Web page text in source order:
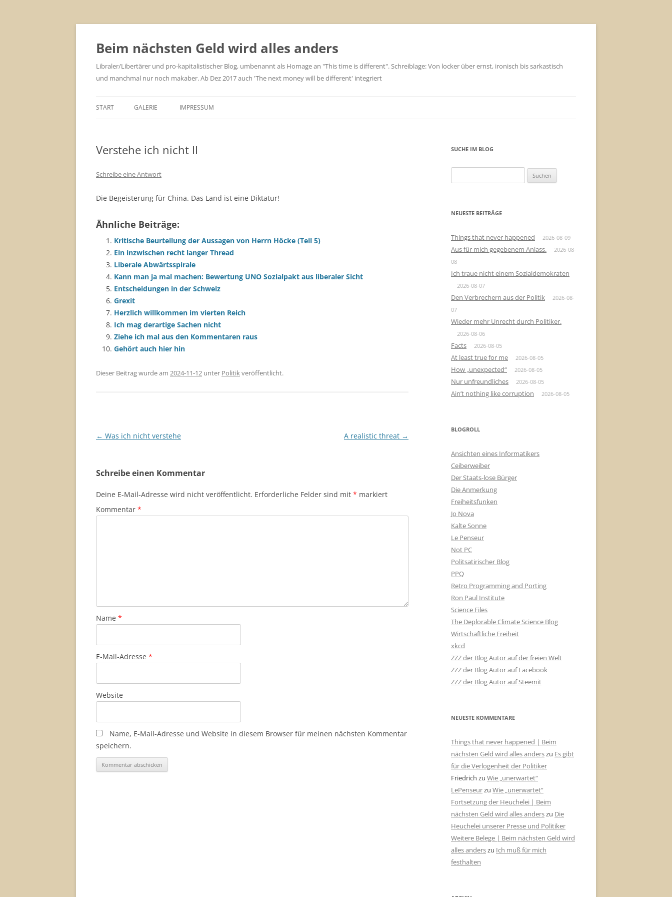
Zum
springen
Beim nächsten Geld wird alles anders
Libraler/Libertärer und pro-kapitalistischer Blog, umbenannt als Homage an "This time is different". Schreiblage: Von locker über ernst, ironisch bis sarkastisch
und manchmal nur noch makaber. Ab Dez 2017 auch 'The next money will be different' integriert
START GALERIE IMPRESSUM
Verstehe ich nicht II
Schreibe eine Antwort
Die Begeisterung für China. Das Land ist eine Diktatur!
Ähnliche Beiträge:
Kritische Beurteilung der Aussagen von Herrn Höcke (Teil 5)
Ein inzwischen recht langer Thread
Liberale Abwärtsspirale
Kann man ja mal machen: Bewertung UNO Sozialpakt aus liberaler Sicht
Entscheidungen in der Schweiz
Grexit
Herzlich willkommen im vierten Reich
Ich mag derartige Sachen nicht
Ziehe ich mal aus den Kommentaren raus
Gehört auch hier hin
Dieser Beitrag wurde am 2024-11-12 unter Politikveröffentlicht.
Beitragsnavigation
← Was ich nicht verstehe A realistic threat →
Schreibe einen Kommentar
Deine E-Mail-Adresse wird nicht veröffentlicht. Erforderliche Felder sind mit * markiert
Kommentar *
Name *
E-Mail-Adresse *
Website
Name, E-Mail-Adresse und Website in diesem Browser für meinen nächsten Kommentar
speichern.
SUCHE IM BLOG
nach:
NEUESTE BEITRÄGE
Things that never happened 2026-08-09
Aus für mich gegebenem Anlass.
2026-08-
08
Ich traue nicht einem Sozialdemokraten
2026-08-07
Den Verbrechern aus der Politik
2026-08-
07
Wieder mehr Unrecht durch Politiker.
2026-08-06
Facts 2026-08-05
At least true for me 2026-08-05
How „unexpected“ 2026-08-05
Nur unfreundliches 2026-08-05
Ain’t nothing like corruption 2026-08-05
BLOGROLL
Ansichten eines Informatikers
Ceiberweiber
Der Staats-lose Bürger
Die Anmerkung
Freiheitsfunken
Jo Nova
Kalte Sonne
Le Penseur
Not PC
Politsatirischer Blog
PPQ
Retro Programming and Porting
Ron Paul Institute
Science Files
The Deplorable Climate Science Blog
Wirtschaftliche Freiheit
xkcd
ZZZ der Blog Autor auf der freien Welt
ZZZ der Blog Autor auf Facebook
ZZZ der Blog Autor auf Steemit
NEUESTE KOMMENTARE
Things that never happened | Beim
nächsten Geld wird alles anderszu Es gibt
für die Verlogenheit der Politiker
Friedrich zu Wie „unerwartet“
LePenseurzu Wie „unerwartet“
Fortsetzung der Heuchelei | Beim
nächsten Geld wird alles anderszu Die
Heuchelei unserer Presse und Politiker
Weitere Belege | Beim nächsten Geld wird
alles anderszu Ich muß für mich
festhalten